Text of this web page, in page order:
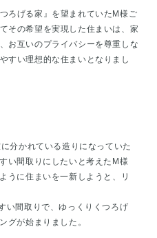
ろげる家』を望まれていたМ様ご
その希望を実現した住まいは、家
お互いのプライバシーを尊重しな
すい理想的な住まいとなりまし
分かれている造りになっていた
い間取りにしたいと考えたМ様
うに住まいを一新しようと、リ
い間取りで、ゆっくりくつろげ
グが始まりました。